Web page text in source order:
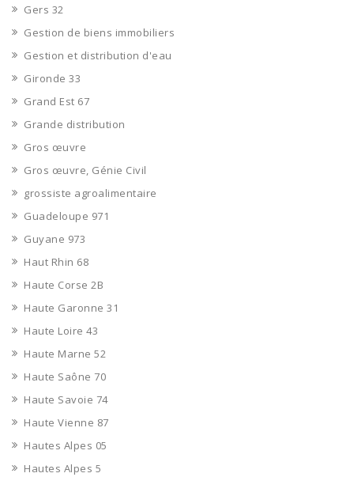
Gers 32
Gestion de biens immobiliers
Gestion et distribution d'eau
Gironde 33
Grand Est 67
Grande distribution
Gros œuvre
Gros œuvre, Génie Civil
grossiste agroalimentaire
Guadeloupe 971
Guyane 973
Haut Rhin 68
Haute Corse 2B
Haute Garonne 31
Haute Loire 43
Haute Marne 52
Haute Saône 70
Haute Savoie 74
Haute Vienne 87
Hautes Alpes 05
Hautes Alpes 5